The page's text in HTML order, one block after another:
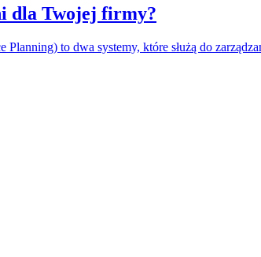
dla Twojej firmy?
to dwa systemy, które służą do